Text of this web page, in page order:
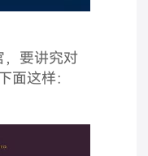
，要讲究对
面这样：